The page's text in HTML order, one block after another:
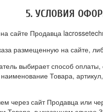
5. УСЛОВИЯ
сайте Продавца
размещенную на сайте,
выбирает способ оплаты,
Товара,
через сайт Продавца или